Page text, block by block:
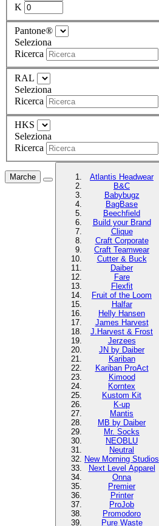
K
Pantone®
Seleziona
Ricerca
RAL
Seleziona
Ricerca
HKS
Seleziona
Ricerca
Marche
Atlantis Headwear
B&C
Babybugz
BagBase
Beechfield
Build your Brand
Clique
Craft Corporate
Craft Teamwear
Cutter & Buck
Daiber
Fare
Flexfit
Fruit of the Loom
Halfar
Helly Hansen
James Harvest
J.Harvest & Frost
Jerzees
JN by Daiber
Kariban
Kariban ProAct
Kimood
Korntex
Kustom Kit
K-up
Mantis
MB by Daiber
Mr. Socks
NEOBLU
Neutral
New Morning Studios
Next Level Apparel
Onna
Premier
Printer
ProJob
Promodoro
Pure Waste